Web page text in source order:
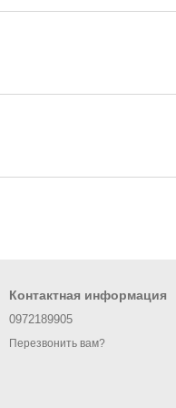
Контактная информация
0972189905
Перезвонить вам?